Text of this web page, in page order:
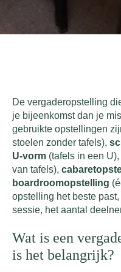
De vergaderopstelling
je bijeenkomst dan je
gebruikte opstellingen
stoelen zonder tafels),
U-vorm (tafels in een U),
van tafels),
boardroomopstelling
opstelling het beste
sessie, het aantal
Wat is een
is het belangrijk?